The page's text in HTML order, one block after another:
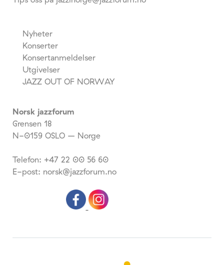
Nyheter
Konserter
Konsertanmeldelser
Utgivelser
JAZZ OUT OF NORWAY
Norsk jazzforum
Grensen 18
N-0159 OSLO – Norge
Telefon: +47 22 00 56 60
E-post: norsk@jazzforum.no